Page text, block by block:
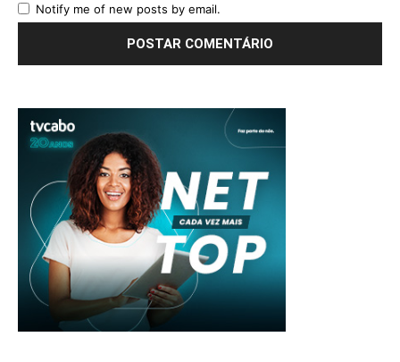
Notify me of new posts by email.